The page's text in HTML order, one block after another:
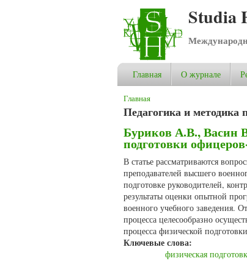
Studia
Главная О журнале
Вы здесь
Главная
Педагогика и методика
Буриков А.В., Васин
подготовки
В статье рассматриваются
преподавателей высшего
подготовке руководителей,
результаты оценки опытной
военного учебного заведения.
процесса целесообразно
процесса физической
Ключевые слова:
физическая